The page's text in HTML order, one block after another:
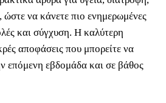
ώστε να κάνετε πιο ενημερωμένες
και σύγχυση. Η καλύτερη
αποφάσεις που μπορείτε να
επόμενη εβδομάδα και σε βάθος